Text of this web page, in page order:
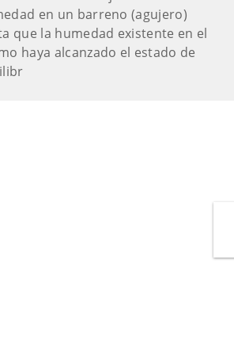
en un barreno (agujero)
que la humedad existente en el
haya alcanzado el estado de